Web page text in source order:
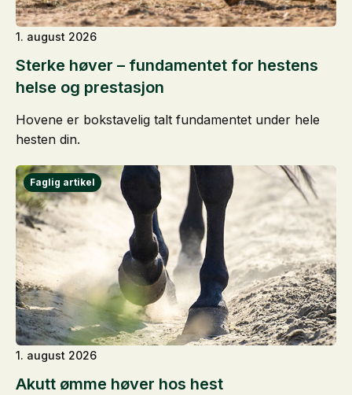
Sterke høver – fundamentet for hestens
helse og prestasjon
1. august 2026
Hovene er bokstavelig talt fundamentet under hele
hesten din.
Akutt ømme høver hos hest
1. august 2026